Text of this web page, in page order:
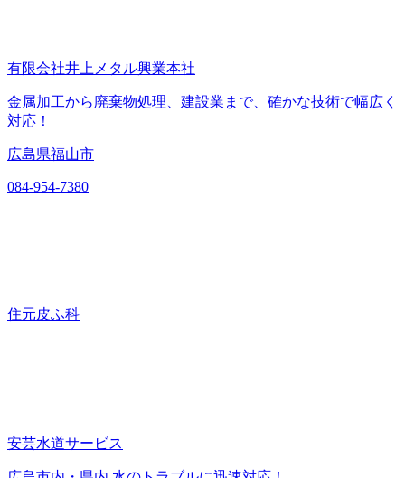
有限会社井上メタル興業本社
金属加工から廃棄物処理、建設業まで、確かな技術で幅広く
対応！
広島県福山市
084-954-7380
住元皮ふ科
安芸水道サービス